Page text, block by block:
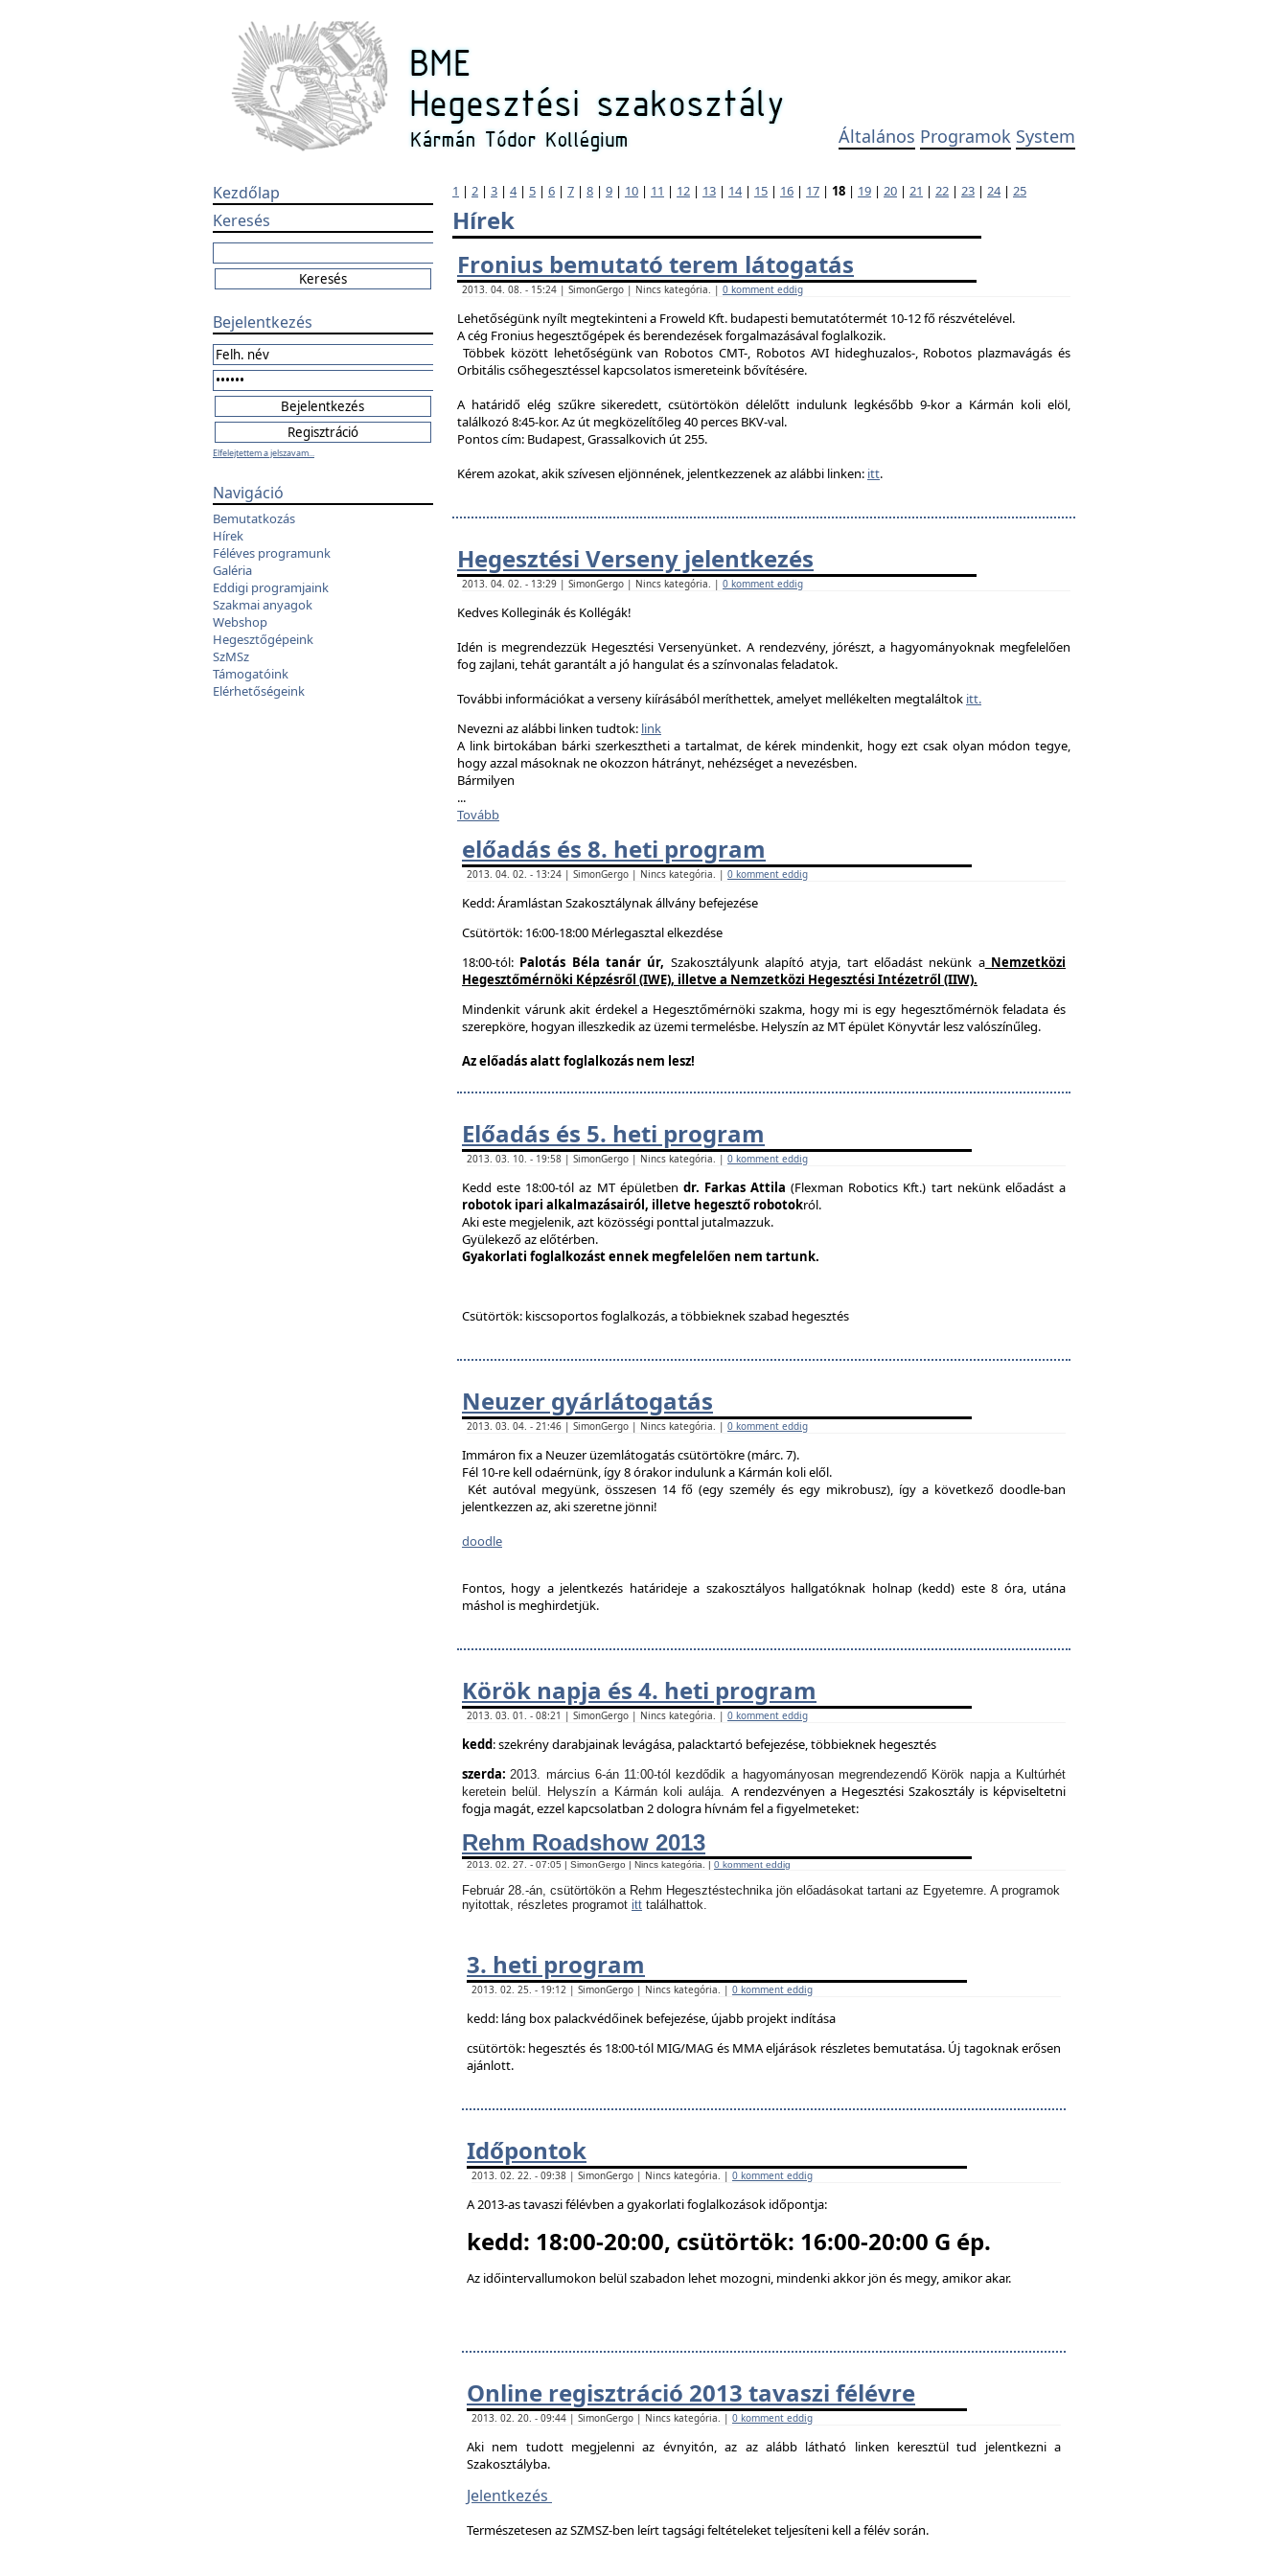
Általános Programok System
Kezdőlap
Keresés
Bejelentkezés
Elfelejtettem a jelszavam...
Navigáció
Bemutatkozás
Hírek
Féléves programunk
Galéria
Eddigi programjaink
Szakmai anyagok
Webshop
Hegesztőgépeink
SzMSz
Támogatóink
Elérhetőségeink
1 | 2 | 3 | 4| 5 | 6 | 7 | 8 | 9 | 10 | 11 | 12 | 13 | 14| 15 | 16 | 17 | 18 | 19 | 20 | 21 | 22 | 23 | 24| 25
Hírek
Fronius bemutató terem látogatás
2013. 04. 08. - 15:24 | SimonGergo | Nincs kategória. | 0 komment eddig
Lehetőségünk nyílt megtekinteni a Froweld Kft. budapesti bemutatótermét 10-12 fő részvételével.
A cég Fronius hegesztőgépek és berendezések forgalmazásával foglalkozik.
Többek között lehetőségünk van Robotos CMT-, Robotos AVI hideghuzalos-, Robotos plazmavágás és
Orbitális csőhegesztéssel kapcsolatos ismereteink bővítésére.
A határidő elég szűkre sikeredett, csütörtökön délelőtt indulunk legkésőbb 9-kor a Kármán koli elöl,
találkozó 8:45-kor. Az út megközelítőleg 40 perces BKV-val.
Pontos cím: Budapest, Grassalkovich út 255.
Kérem azokat, akik szívesen eljönnének, jelentkezzenek az alábbi linken: itt.
Hegesztési Verseny jelentkezés
2013. 04. 02. - 13:29 | SimonGergo | Nincs kategória. | 0 komment eddig
Kedves Kolleginák és Kollégák!
Idén is megrendezzük Hegesztési Versenyünket. A rendezvény, jórészt, a hagyományoknak megfelelően
fog zajlani, tehát garantált a jó hangulat és a színvonalas feladatok.
További információkat a verseny kiírásából meríthettek, amelyet mellékelten megtaláltok itt.
Nevezni az alábbi linken tudtok: link
A link birtokában bárki szerkesztheti a tartalmat, de kérek mindenkit, hogy ezt csak olyan módon tegye,
hogy azzal másoknak ne okozzon hátrányt, nehézséget a nevezésben.
Bármilyen
...
Tovább
előadás és 8. heti program
2013. 04. 02. - 13:24 | SimonGergo | Nincs kategória. | 0 komment eddig
Kedd: Áramlástan Szakosztálynak állvány befejezése
Csütörtök: 16:00-18:00 Mérlegasztal elkezdése
18:00-tól: Palotás Béla tanár úr, Szakosztályunk alapító atyja, tart előadást nekünk aNemzetközi
Hegesztőmérnöki Képzésről (IWE), illetve a Nemzetközi Hegesztési Intézetről (IIW).
Mindenkit várunk akit érdekel a Hegesztőmérnöki szakma, hogy mi is egy hegesztőmérnök feladata és
szerepköre, hogyan illeszkedik az üzemi termelésbe. Helyszín az MT épület Könyvtár lesz valószínűleg.
Az előadás alatt foglalkozás nem lesz!
Előadás és 5. heti program
2013. 03. 10. - 19:58 | SimonGergo | Nincs kategória. | 0 komment eddig
Kedd este 18:00-tól az MT épületben dr. Farkas Attila(Flexman Robotics Kft.) tart nekünk előadást a
robotok ipari alkalmazásairól, illetve hegesztő robotokról.
Aki este megjelenik, azt közösségi ponttal jutalmazzuk.
Gyülekező az előtérben.
Gyakorlati foglalkozást ennek megfelelően nem tartunk.
Csütörtök: kiscsoportos foglalkozás, a többieknek szabad hegesztés
Neuzer gyárlátogatás
2013. 03. 04. - 21:46 | SimonGergo | Nincs kategória. | 0 komment eddig
Immáron fix a Neuzer üzemlátogatás csütörtökre (márc. 7).
Fél 10-re kell odaérnünk, így 8 órakor indulunk a Kármán koli elől.
Két autóval megyünk, összesen 14 fő (egy személy és egy mikrobusz), így a következő doodle-ban
jelentkezzen az, aki szeretne jönni!
doodle
Fontos, hogy a jelentkezés határideje a szakosztályos hallgatóknak holnap (kedd) este 8 óra, utána
máshol is meghirdetjük.
Körök napja és 4. heti program
2013. 03. 01. - 08:21 | SimonGergo | Nincs kategória. | 0 komment eddig
kedd: szekrény darabjainak levágása, palacktartó befejezése, többieknek hegesztés
szerda:2013. március 6-án 11:00-tól kezdődik a hagyományosan megrendezendő Körök napja a Kultúrhét
keretein belül. Helyszín a Kármán koli aulája. A rendezvényen a Hegesztési Szakosztály is képviseltetni
fogja magát, ezzel kapcsolatban 2 dologra hívnám fel a figyelmeteket:
Rehm Roadshow 2013
2013. 02. 27. - 07:05 | SimonGergo | Nincs kategória. | 0 komment eddig
Február 28.-án, csütörtökön a Rehm Hegesztéstechnika jön előadásokat tartani az Egyetemre. A programok
nyitottak, részletes programot itt találhattok.
3. heti program
2013. 02. 25. - 19:12 | SimonGergo | Nincs kategória. | 0 komment eddig
kedd: láng box palackvédőinek befejezése, újabb projekt indítása
csütörtök: hegesztés és 18:00-tól MIG/MAG és MMA eljárások részletes bemutatása. Új tagoknak erősen
ajánlott.
Időpontok
2013. 02. 22. - 09:38 | SimonGergo | Nincs kategória. | 0 komment eddig
A 2013-as tavaszi félévben a gyakorlati foglalkozások időpontja:
kedd: 18:00-20:00, csütörtök: 16:00-20:00 G ép.
Az időintervallumokon belül szabadon lehet mozogni, mindenki akkor jön és megy, amikor akar.
Online regisztráció 2013 tavaszi félévre
2013. 02. 20. - 09:44 | SimonGergo | Nincs kategória. | 0 komment eddig
Aki nem tudott megjelenni az évnyitón, az az alább látható linken keresztül tud jelentkezni a
Szakosztályba.
Jelentkezés
Természetesen az SZMSZ-ben leírt tagsági feltételeket teljesíteni kell a félév során.